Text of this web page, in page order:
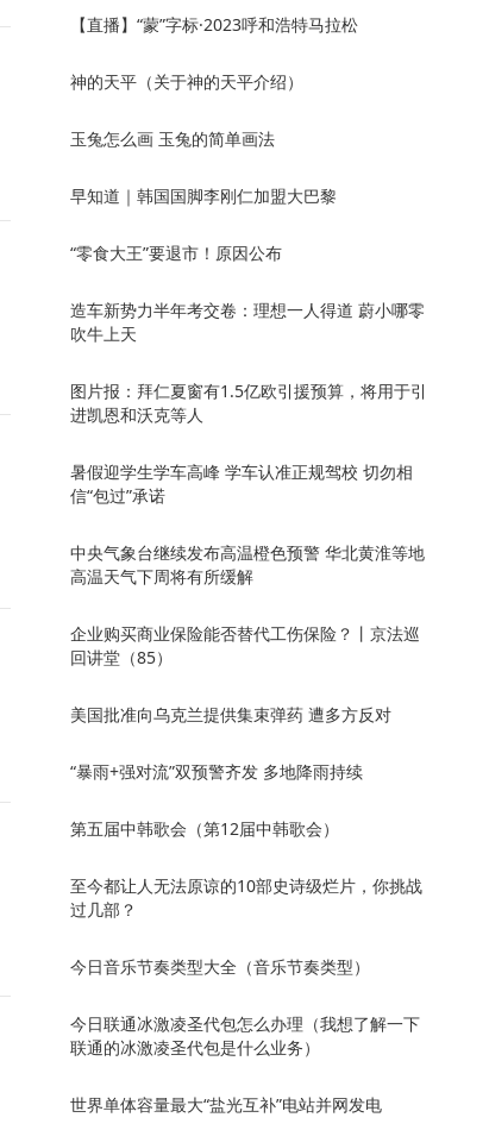
【直播】“蒙”字标·2023呼和浩特马拉松
神的天平（关于神的天平介绍）
玉兔怎么画 玉兔的简单画法
早知道｜韩国国脚李刚仁加盟大巴黎
“零食大王”要退市！原因公布
造车新势力半年考交卷：理想一人得道 蔚小哪零
吹牛上天
图片报：拜仁夏窗有1.5亿欧引援预算，将用于引
进凯恩和沃克等人
暑假迎学生学车高峰 学车认准正规驾校 切勿相
信“包过”承诺
中央气象台继续发布高温橙色预警 华北黄淮等地
高温天气下周将有所缓解
企业购买商业保险能否替代工伤保险？丨京法巡
回讲堂（85）
美国批准向乌克兰提供集束弹药 遭多方反对
“暴雨+强对流”双预警齐发 多地降雨持续
第五届中韩歌会（第12届中韩歌会）
至今都让人无法原谅的10部史诗级烂片，你挑战
过几部？
今日音乐节奏类型大全（音乐节奏类型）
今日联通冰激凌圣代包怎么办理（我想了解一下
联通的冰激凌圣代包是什么业务）
世界单体容量最大“盐光互补”电站并网发电